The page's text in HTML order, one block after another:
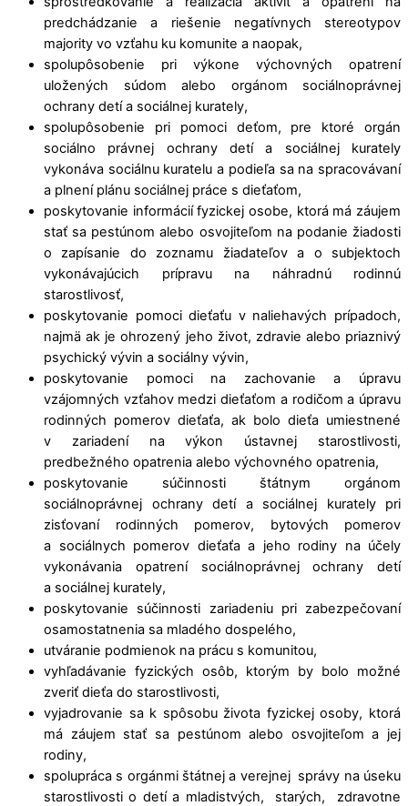
predchádzanie a riešenie negatívnych stereotypov
majority vo vzťahu ku komunite a naopak,
spolupôsobenie pri výkone výchovných opatrení
uložených súdom alebo orgánom sociálnoprávnej
ochrany detí a sociálnej kurately,
spolupôsobenie pri pomoci deťom, pre ktoré orgán
sociálno právnej ochrany detí a sociálnej kurately
vykonáva sociálnu kuratelu a podieľa sa na spracovávaní
a plnení plánu sociálnej práce s dieťaťom,
poskytovanie informácií fyzickej osobe, ktorá má záujem
stať sa pestúnom alebo osvojiteľom na podanie žiadosti
o zapísanie do zoznamu žiadateľov a o subjektoch
vykonávajúcich prípravu na náhradnú rodinnú
starostlivosť,
poskytovanie pomoci dieťaťu v naliehavých prípadoch,
najmä ak je ohrozený jeho život, zdravie alebo priaznivý
psychický vývin a sociálny vývin,
poskytovanie pomoci na zachovanie a úpravu
vzájomných vzťahov medzi dieťaťom a rodičom a úpravu
rodinných pomerov dieťaťa, ak bolo dieťa umiestnené
v zariadení na výkon ústavnej starostlivosti,
predbežného opatrenia alebo výchovného opatrenia,
poskytovanie súčinnosti štátnym orgánom
sociálnoprávnej ochrany detí a sociálnej kurately pri
zisťovaní rodinných pomerov, bytových pomerov
a sociálnych pomerov dieťaťa a jeho rodiny na účely
vykonávania opatrení sociálnoprávnej ochrany detí
a sociálnej kurately,
poskytovanie súčinnosti zariadeniu pri zabezpečovaní
osamostatnenia sa mladého dospelého,
utváranie podmienok na prácu s komunitou,
vyhľadávanie fyzických osôb, ktorým by bolo možné
zveriť dieťa do starostlivosti,
vyjadrovanie sa k spôsobu života fyzickej osoby, ktorá
má záujem stať sa pestúnom alebo osvojiteľom a jej
rodiny,
spolupráca s orgánmi štátnej a verejnej správy na úseku
starostlivosti o detí a mladistvých, starých, zdravotne